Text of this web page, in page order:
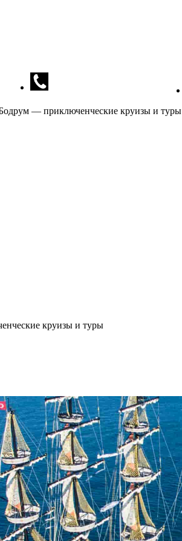
— приключенческие круизы и туры
круизы и туры